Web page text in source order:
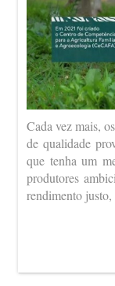
Cada vez mais,
de qualidade
que tenha um
produtores
rendimento